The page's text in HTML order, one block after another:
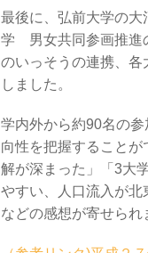
最後に、弘前大学の
学 男女共同参画推進
のいっそうの連携、
しました。
学内外から約90名の
向性を把握すること
解が深まった」「3大
やすい、人口流入が
などの感想が寄せられ